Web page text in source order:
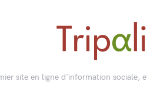
site en ligne d'information sociale,